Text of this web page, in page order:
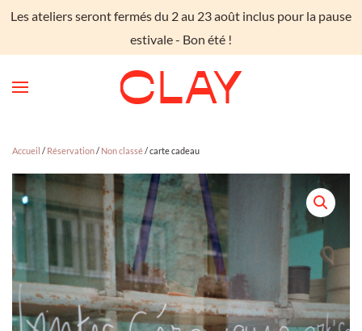
Les ateliers seront fermés du 2 au 23 août inclus pour la pause
estivale - Bon été !
Skip to main content
Accueil / Réservation/ Non classé/ carte cadeau